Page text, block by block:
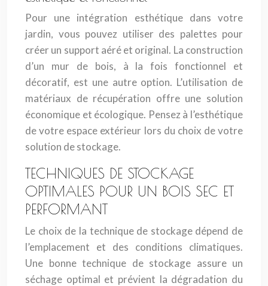
Pour une intégration esthétique dans votre
jardin, vous pouvez utiliser des palettes pour
créer un support aéré et original. La construction
d’un mur de bois, à la fois fonctionnel et
décoratif, est une autre option. L’utilisation de
matériaux de récupération offre une solution
économique et écologique. Pensez à l’esthétique
de votre espace extérieur lors du choix de votre
solution de stockage.
TECHNIQUES DE STOCKAGE
OPTIMALES POUR UN BOIS SEC ET
PERFORMANT
Le choix de la technique de stockage dépend de
l’emplacement et des conditions climatiques.
Une bonne technique de stockage assure un
séchage optimal et prévient la dégradation du